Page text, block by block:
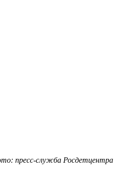
пресс-служба Росдетцентра